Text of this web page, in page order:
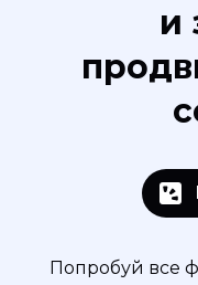
и
Попробуй все